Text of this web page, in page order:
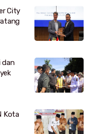
City
dan
Kota